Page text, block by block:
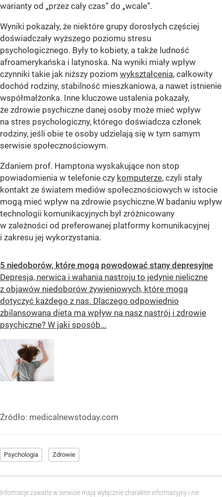
warianty od „przez cały czas” do „wcale”.
Wyniki pokazały, że niektóre grupy dorosłych częściej
doświadczały wyższego poziomu stresu
psychologicznego. Były to kobiety, a także ludność
afroamerykańska i latynoska. Na wyniki miały wpływ
czynniki takie jak niższy poziom wykształcenia, całkowity
dochód rodziny, stabilność mieszkaniowa, a nawet istnienie
współmałżonka. Inne kluczowe ustalenia pokazały,
że zdrowie psychiczne danej osoby może mieć wpływ
na stres psychologiczny, którego doświadcza członek
rodziny, jeśli obie te osoby udzielają się w tym samym
serwisie społecznościowym.
Zdaniem prof. Hamptona wyskakujące non stop
powiadomienia w telefonie czy komputerze, czyli stały
kontakt ze światem mediów społecznościowych w istocie
mogą mieć wpływ na zdrowie psychiczne.W badaniu wpływ
technologii komunikacyjnych był zróżnicowany
w zależności od preferowanej platformy komunikacyjnej
i zakresu jej wykorzystania.
5 niedoborów, które mogą powodować stany depresyjne
Depresja, nerwica i wahania nastroju to jedynie nieliczne
z objawów niedoborów żywieniowych, które mogą
dotyczyć każdego z nas. Dlaczego odpowiednio
zbilansowana dieta ma wpływ na nasz nastrój i zdrowie
psychiczne? W jaki sposób...
Źródło: medicalnewstoday.com
Psychologia Zdrowie
Informacje zawarte w serwisie mają wyłącznie charakter informacyjny i nie